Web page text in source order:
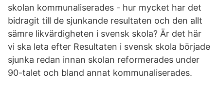
skolan kommunaliserades - hur mycket har det
bidragit till de sjunkande resultaten och den allt
sämre likvärdigheten i svensk skola? Är det här
vi ska leta efter Resultaten i svensk skola började
sjunka redan innan skolan reformerades under
90-talet och bland annat kommunaliserades.